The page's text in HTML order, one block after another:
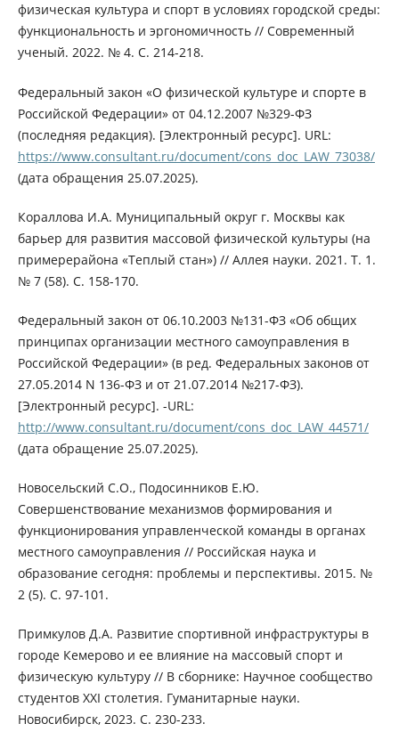
физическая культура и спорт в условиях городской среды:
функциональность и эргономичность // Современный
ученый. 2022. № 4. С. 214-218.
Федеральный закон «О физической культуре и спорте в
Российской Федерации» от 04.12.2007 №329-ФЗ
(последняя редакция). [Электронный ресурс]. URL:
https://www.consultant.ru/document/cons_doc_LAW_73038/
(дата обращения 25.07.2025).
Кораллова И.А. Муниципальный округ г. Москвы как
барьер для развития массовой физической культуры (на
примерерайона «Теплый стан») // Аллея науки. 2021. Т. 1.
№ 7 (58). С. 158-170.
Федеральный закон от 06.10.2003 №131-ФЗ «Об общих
принципах организации местного самоуправления в
Российской Федерации» (в ред. Федеральных законов от
27.05.2014 N 136-ФЗ и от 21.07.2014 №217-ФЗ).
[Электронный ресурс]. -URL:
http://www.consultant.ru/document/cons_doc_LAW_44571/
(дата обращение 25.07.2025).
Новосельский С.О., Подосинников Е.Ю.
Совершенствование механизмов формирования и
функционирования управленческой команды в органах
местного самоуправления // Российская наука и
образование сегодня: проблемы и перспективы. 2015. №
2 (5). С. 97-101.
Примкулов Д.А. Развитие спортивной инфраструктуры в
городе Кемерово и ее влияние на массовый спорт и
физическую культуру // В сборнике: Научное сообщество
студентов XXI столетия. Гуманитарные науки.
Новосибирск, 2023. С. 230-233.